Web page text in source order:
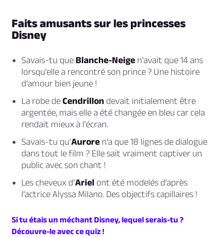
Faits amusants sur les princesses
Disney
Savais-tu que Blanche-Neige n’avait que 14 ans
lorsqu’elle a rencontré son prince ? Une histoire
d’amour bien jeune !
La robe deCendrillon devait initialement être
argentée, mais elle a été changée en bleu car cela
rendait mieux à l’écran.
Savais-tu qu’Aurore n’a que 18 lignes de dialogue
dans tout le film ? Elle sait vraiment captiver un
public avec son chant !
Les cheveux d’Ariel ont été modelés d’après
l’actrice Alyssa Milano. Des objectifs capillaires !
Si tu étais un méchant Disney, lequel serais-tu ?
Découvre-le avec ce quiz !